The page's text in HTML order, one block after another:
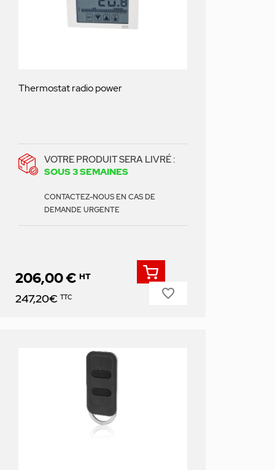
Thermostat radio power
VOTRE PRODUIT SERA LIVRÉ :
SOUS 3 SEMAINES
CONTACTEZ-NOUS EN CAS DE
DEMANDE URGENTE
Prix
206,00 € HT
247,20€ TTC favorite_border